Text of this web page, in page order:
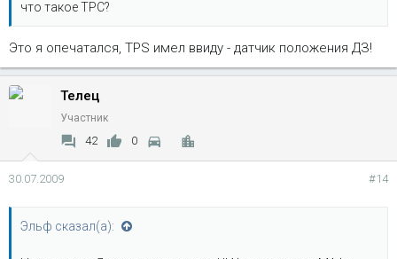
что такое ТРС?
Это я опечатался, TPS имел ввиду - датчик положения ДЗ!
Телец
Участник
42 0
30.07.2009 #14
Эльф сказал(а):